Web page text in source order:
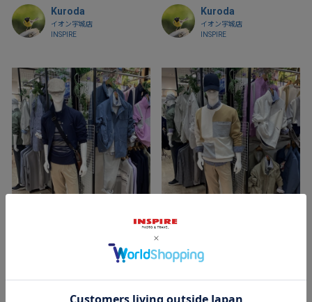
Kuroda
イオン宇城店
INSPIRE
Kuroda
イオン宇城店
INSPIRE
Kuroda
2026/03/17
Kuroda